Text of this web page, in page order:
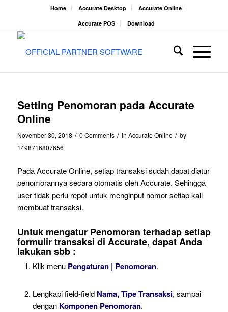
Home Accurate Desktop
Accurate Online
Accurate POS
Download
Setting Penomoran pada Accurate
Online
November 30, 2018 / 0 Comments / in Accurate Online / by
1498716807656
Pada Accurate Online, setiap transaksi sudah dapat diatur
penomorannya secara otomatis oleh Accurate. Sehingga
user tidak perlu repot untuk menginput nomor setiap kali
membuat transaksi.
Untuk mengatur Penomoran terhadap setiap
formulir transaksi di Accurate, dapat Anda
lakukan sbb :
Klik menu Pengaturan | Penomoran.
Lengkapi field-field Nama, Tipe Transaksi, sampai
dengan Komponen Penomoran.